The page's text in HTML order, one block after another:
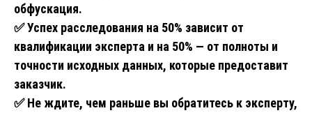
обфускация.
✅Успех расследования на 50% зависит от
квалификации эксперта и на 50% — от полноты и
точности исходных данных, которые предоставит
заказчик.
✅Не ждите, чем раньше вы обратитесь к эксперту,